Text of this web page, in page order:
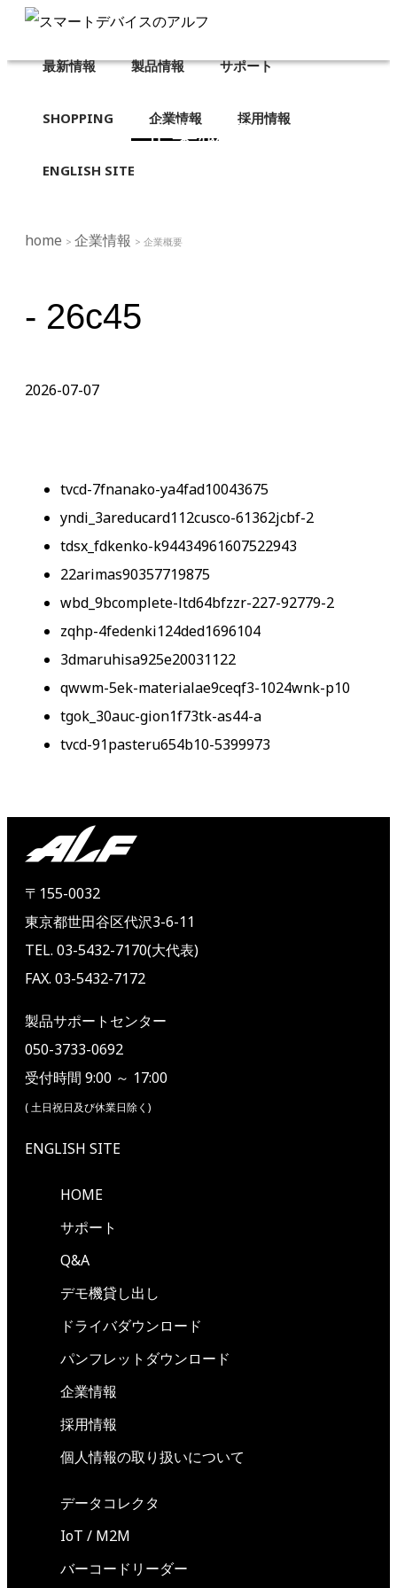
最新情報 製品情報 サポート
SHOPPING 企業情報 採用情報
ENGLISH SITE
企業概要
home > 企業情報 > 企業概要
- 26c45
2026-07-07
tvcd-7fnanako-ya4fad10043675
yndi_3areducard112cusco-61362jcbf-2
tdsx_fdkenko-k94434961607522943
22arimas90357719875
wbd_9bcomplete-ltd64bfzzr-227-92779-2
zqhp-4fedenki124ded1696104
3dmaruhisa925e20031122
qwwm-5ek-materialae9ceqf3-1024wnk-p10
tgok_30auc-gion1f73tk-as44-a
tvcd-91pasteru654b10-5399973
〒155-0032
東京都世田谷区代沢3-6-11
TEL. 03-5432-7170(大代表)
FAX. 03-5432-7172
製品サポートセンター
050-3733-0692
受付時間 9:00 ～ 17:00
( 土日祝日及び休業日除く)
ENGLISH SITE
HOME
サポート
Q&A
デモ機貸し出し
ドライバダウンロード
パンフレットダウンロード
企業情報
採用情報
個人情報の取り扱いについて
データコレクタ
IoT / M2M
バーコードリーダー